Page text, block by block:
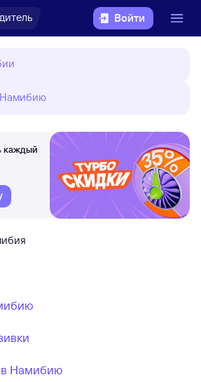
Войти
Намибию
каждый
в Намибию